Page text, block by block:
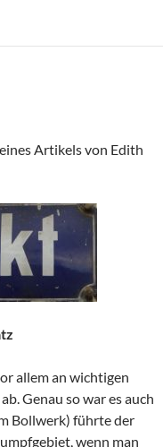
Artikels von Edith
allem an wichtigen
Genau so war es auch
Bollwerk) führte der
wenn man